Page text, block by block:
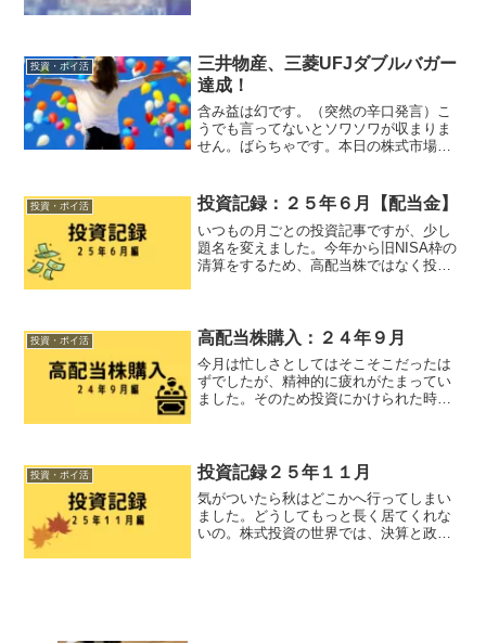
意外と時間がかかりました...
投資・ポイ活
三井物産、三菱UFJダブルバガー
達成！
含み益は幻です。（突然の辛口発言）こ
うでも言ってないとソワソワが収まりま
せん。ばらちゃです。本日の株式市場大
（８０３１）。ばらちゃどうして２０株
しか持っていないんですか？...
投資・ポイ活 投資記録：２５年６月【配当金】
いつもの月ごとの投資記事ですが、少し
題名を変えました。今年から旧NISA枠の
清算をするため、高配当株ではなく投資
記録」とまとめさせて...
投資・ポイ活 高配当株購入：２４年９月
今月は忙しさとしてはそこそこだったは
ずでしたが、精神的に疲れがたまってい
ました。そのため投資にかけられた時間
不幸中（？）の幸いでした...
投資・ポイ活 投資記録２５年１１月
気がついたら秋はどこかへ行ってしまい
ました。どうしてもっと長く居てくれな
いの。株式投資の世界では、決算と政治